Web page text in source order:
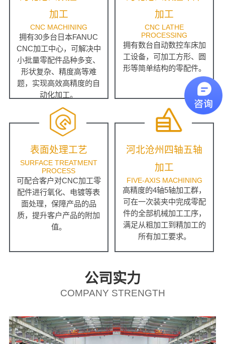
加工
CNC MACHINING
拥有30多台日本FANUC
CNC加工中心，可解决中
小批量零配件品种多变、
形状复杂、精度高等难
题，实现高效高精度的自
动化加工。
加工
CNC LATHE
PROCESSING
拥有数台自动数控车床加
工设备，可加工方形、圆
形等简单结构的零配件。
表面处理工艺
SURFACE TREATMENT
PROCESS
可配合客户对CNC加工零
配件进行氧化、电镀等表
面处理，保障产品的品
质，提升客户产品的附加
值。
河北沧州四轴五轴
加工
FIVE-AXIS MACHINING
高精度的4轴5轴加工群，
可在一次装夹中完成零配
件的全部机械加工工序，
满足从粗加工到精加工的
所有加工要求。
公司实力
COMPANY STRENGTH